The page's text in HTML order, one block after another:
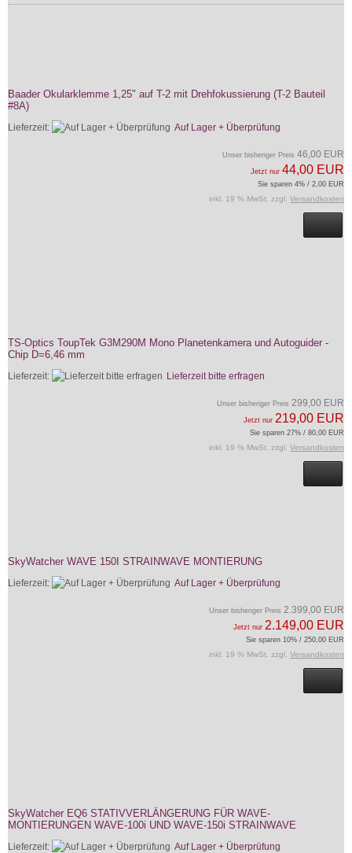
Baader Okularklemme 1,25" auf T-2 mit Drehfokussierung (T-2 Bauteil
#8A)
Lieferzeit: Auf Lager + Überprüfung
Unser bisheriger Preis 46,00 EUR
Jetzt nur 44,00 EUR
Sie sparen 4% / 2,00 EUR
inkl. 19 % MwSt. zzgl. Versandkosten
TS-Optics ToupTek G3M290M Mono Planetenkamera und Autoguider -
Chip D=6,46 mm
Lieferzeit: Lieferzeit bitte erfragen
Unser bisheriger Preis 299,00 EUR
Jetzt nur 219,00 EUR
Sie sparen 27% / 80,00 EUR
inkl. 19 % MwSt. zzgl. Versandkosten
SkyWatcher WAVE 150I STRAINWAVE MONTIERUNG
Lieferzeit: Auf Lager + Überprüfung
Unser bisheriger Preis 2.399,00 EUR
Jetzt nur 2.149,00 EUR
Sie sparen 10% / 250,00 EUR
inkl. 19 % MwSt. zzgl. Versandkosten
SkyWatcher EQ6 STATIVVERLÄNGERUNG FÜR WAVE-
MONTIERUNGEN WAVE-100i UND WAVE-150i STRAINWAVE
Lieferzeit: Auf Lager + Überprüfung